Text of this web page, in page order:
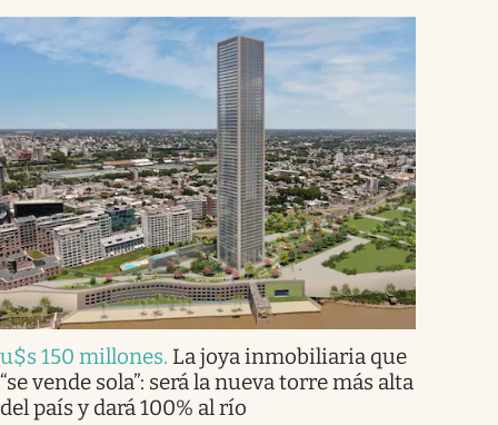
u$s 150 millones. La joya inmobiliaria que
“se vende sola”: será la nueva torre más alta
del país y dará 100% al río